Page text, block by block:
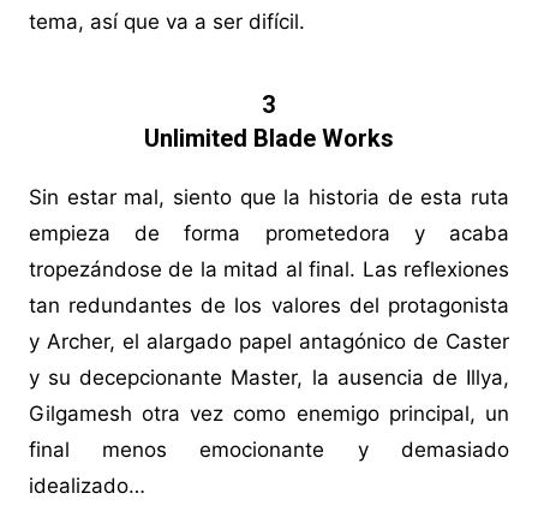
tema, así que va a ser difícil.
3
Unlimited Blade Works
Sin estar mal, siento que la historia de esta ruta
empieza de forma prometedora y acaba
tropezándose de la mitad al final. Las reflexiones
tan redundantes de los valores del protagonista
y Archer, el alargado papel antagónico de Caster
y su decepcionante Master, la ausencia de Illya,
Gilgamesh otra vez como enemigo principal, un
final menos emocionante y demasiado
idealizado…